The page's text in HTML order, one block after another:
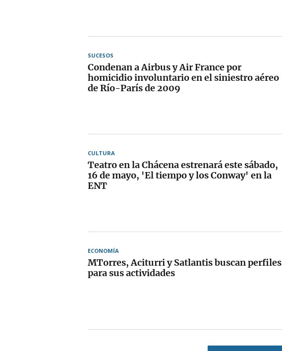
SUCESOS
Condenan a Airbus y Air France por
homicidio involuntario en el siniestro aéreo
de Río-París de 2009
CULTURA
Teatro en la Chácena estrenará este sábado,
16 de mayo, 'El tiempo y los Conway' en la
ENT
ECONOMÍA
MTorres, Aciturri y Satlantis buscan perfiles
para sus actividades